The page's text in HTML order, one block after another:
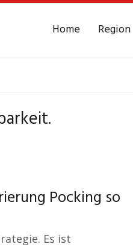
Home Region
Pocking so
Es ist